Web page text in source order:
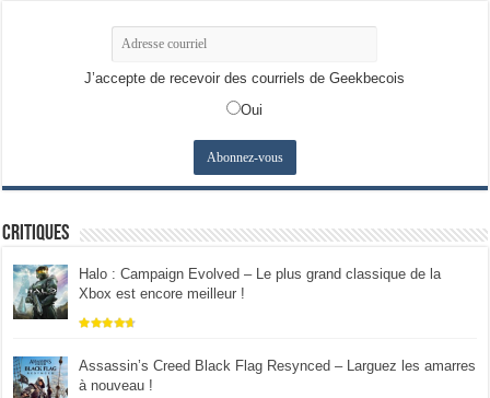
J’accepte de recevoir des courriels de Geekbecois
Oui
Critiques
Halo : Campaign Evolved – Le plus grand classique de la
Xbox est encore meilleur !
Assassin’s Creed Black Flag Resynced – Larguez les amarres
à nouveau !